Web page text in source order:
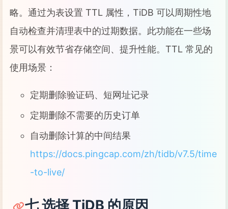
略。通过为表设置 TTL 属性，TiDB 可以周期性地
自动检查并清理表中的过期数据。此功能在一些场
景可以有效节省存储空间、提升性能。TTL 常见的
使用场景：
定期删除验证码、短网址记录
定期删除不需要的历史订单
自动删除计算的中间结果
https://docs.pingcap.com/zh/tidb/v7.5/time
-to-live/
七 选择 TiDB 的原因